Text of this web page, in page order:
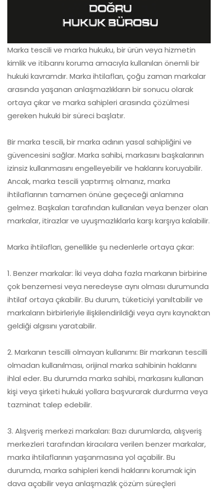
Marka tescili ve marka hukuku, bir ürün veya hizmetin
kimlik ve itibarını koruma amacıyla kullanılan önemli bir
hukuki kavramdır. Marka ihtilafları, çoğu zaman markalar
arasında yaşanan anlaşmazlıkların bir sonucu olarak
ortaya çıkar ve marka sahipleri arasında çözülmesi
gereken hukuki bir süreci başlatır.
Bir marka tescili, bir marka adının yasal sahipliğini ve
güvencesini sağlar. Marka sahibi, markasını başkalarının
izinsiz kullanmasını engelleyebilir ve haklarını koruyabilir.
Ancak, marka tescili yaptırmış olmanız, marka
ihtilaflarının tamamen önüne geçeceği anlamına
gelmez. Başkaları tarafından kullanılan veya benzer olan
markalar, itirazlar ve uyuşmazlıklarla karşı karşıya kalabilir.
Marka ihtilafları, genellikle şu nedenlerle ortaya çıkar:
1. Benzer markalar: İki veya daha fazla markanın birbirine
çok benzemesi veya neredeyse aynı olması durumunda
ihtilaf ortaya çıkabilir. Bu durum, tüketiciyi yanıltabilir ve
markaların birbirleriyle ilişkilendirildiği veya aynı kaynaktan
geldiği algısını yaratabilir.
2. Markanın tescilli olmayan kullanımı: Bir markanın tescilli
olmadan kullanılması, orijinal marka sahibinin haklarını
ihlal eder. Bu durumda marka sahibi, markasını kullanan
kişi veya şirketi hukuki yollara başvurarak durdurma veya
tazminat talep edebilir.
3. Alışveriş merkezi markaları: Bazı durumlarda, alışveriş
merkezleri tarafından kiracılara verilen benzer markalar,
marka ihtilaflarının yaşanmasına yol açabilir. Bu
durumda, marka sahipleri kendi haklarını korumak için
dava açabilir veya anlaşmazlık çözüm süreçleri